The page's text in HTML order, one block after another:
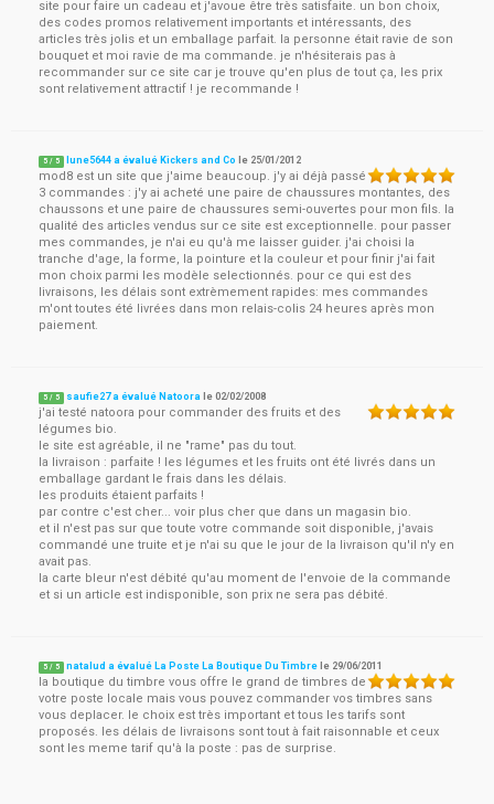
site pour faire un cadeau et j'avoue être très satisfaite. un bon choix,
des codes promos relativement importants et intéressants, des
articles très jolis et un emballage parfait. la personne était ravie de son
bouquet et moi ravie de ma commande. je n'hésiterais pas à
recommander sur ce site car je trouve qu'en plus de tout ça, les prix
sont relativement attractif ! je recommande !
5 / 5 lune5644 a évalué Kickers and Co le 25/01/2012
mod8 est un site que j'aime beaucoup. j'y ai déjà passé
3 commandes : j'y ai acheté une paire de chaussures montantes, des
chaussons et une paire de chaussures semi-ouvertes pour mon fils. la
qualité des articles vendus sur ce site est exceptionnelle. pour passer
mes commandes, je n'ai eu qu'à me laisser guider. j'ai choisi la
tranche d'age, la forme, la pointure et la couleur et pour finir j'ai fait
mon choix parmi les modèle selectionnés. pour ce qui est des
livraisons, les délais sont extrèmement rapides: mes commandes
m'ont toutes été livrées dans mon relais-colis 24 heures après mon
paiement.
5 / 5 saufie27 a évalué Natoora le02/02/2008
j'ai testé natoora pour commander des fruits et des
légumes bio.
le site est agréable, il ne "rame" pas du tout.
la livraison : parfaite ! les légumes et les fruits ont été livrés dans un
emballage gardant le frais dans les délais.
les produits étaient parfaits !
par contre c'est cher... voir plus cher que dans un magasin bio.
et il n'est pas sur que toute votre commande soit disponible, j'avais
commandé une truite et je n'ai su que le jour de la livraison qu'il n'y en
avait pas.
la carte bleur n'est débité qu'au moment de l'envoie de la commande
et si un article est indisponible, son prix ne sera pas débité.
5 / 5 natalud a évalué La Poste La Boutique Du Timbre le 29/06/2011
la boutique du timbre vous offre le grand de timbres de
votre poste locale mais vous pouvez commander vos timbres sans
vous deplacer. le choix est très important et tous les tarifs sont
proposés. les délais de livraisons sont tout à fait raisonnable et ceux
sont les meme tarif qu'à la poste : pas de surprise.